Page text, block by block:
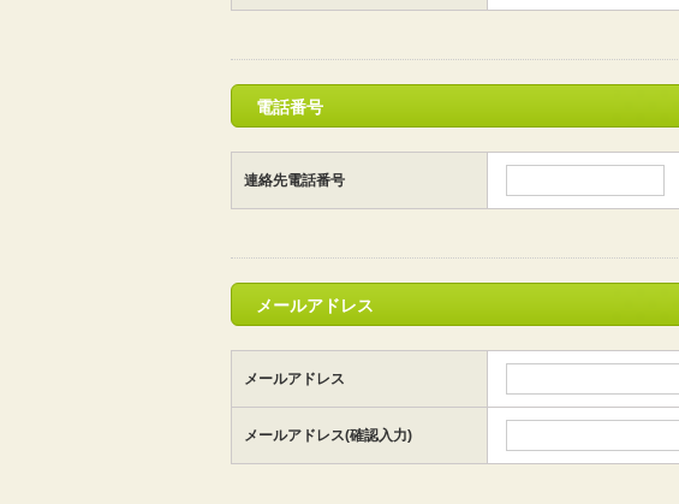
電話番号
連絡先電話番号
メールアドレス
メールアドレス
メールアドレス(確認入力)